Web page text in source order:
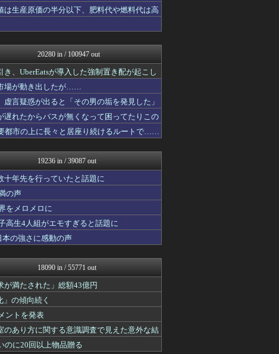
国難にあってもの申す！！
なんじぇいスタジアム＠なん...
ラビット速報
なんじぇいスタジアム＠なん...
思考ちゃんねる
ぴこ速(〃'∇'〃)？
バスケまとめ・COM
はーとらいふ -出会い・子...
はーとらいふ -出会い・子...
異世界転生まとめ速報
もきゅ速(*´ω`*)人(...
V速ニュップ
WorldFootball...
育児板拾い読み
もえるあじあ(･∀･)
かせまと！
なんJ PRIDE
海外の万国反応記＠海外の反...
理想ちゃんねる
修羅ママ速報
にゅーすアルー！
スコールちゃんねる｜２ちゃ...
おーるじゃんる
鬼女はみた -修羅場・恋愛...
なんJミュージアム
はーとらいふ -出会い・子...
は生産原価の半分以下、肥料代や燃料代は高
20280 in / 100947 out
、UberEatsが導入した強制置き配が起こし
場が動き出したが……
言疑惑が出ると「その男の垢を発見した」
遅れたからバスが無くなって困ってたりこの
都市の上に長々と居座り続けるルートで……
19236 in / 39087 out
年先を行っていたと話題に
の声
をメロメロに
高生4人組がエモすぎると話題に
の強さに感動の声
18090 in / 55771 out
満たされた」総額43億円
の傾向続く
ントを発表
あり方に関する意識調査で見えた意外な結
に20回以上物品贈る